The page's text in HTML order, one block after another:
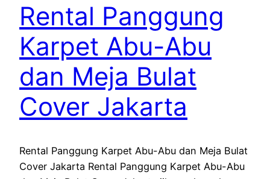
Rental Panggung
Karpet Abu-Abu
dan Meja Bulat
Cover Jakarta
Rental Panggung Karpet Abu-Abu dan Meja Bulat
Cover Jakarta Rental Panggung Karpet Abu-Abu